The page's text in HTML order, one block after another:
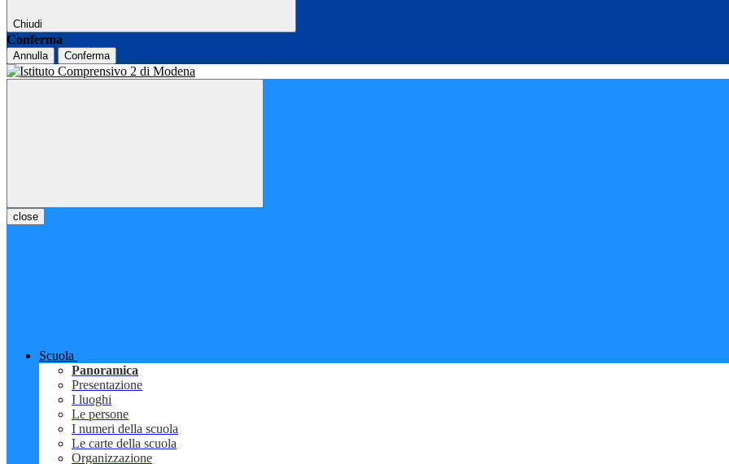
Chiudi
Conferma
Annulla Conferma
close
Scuola
Panoramica
Presentazione
I luoghi
Le persone
I numeri della scuola
Le carte della scuola
Organizzazione